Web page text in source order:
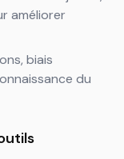
améliorer
biais
du